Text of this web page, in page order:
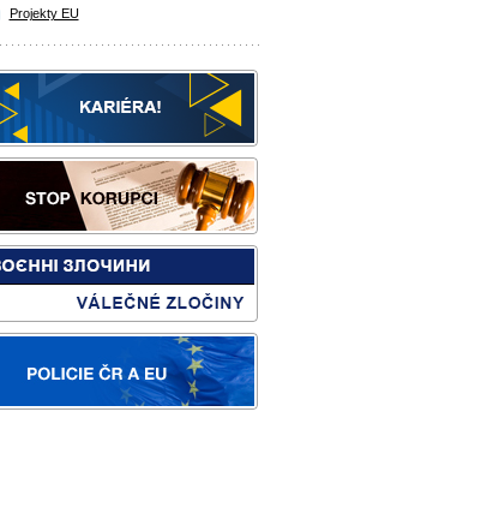
Projekty EU